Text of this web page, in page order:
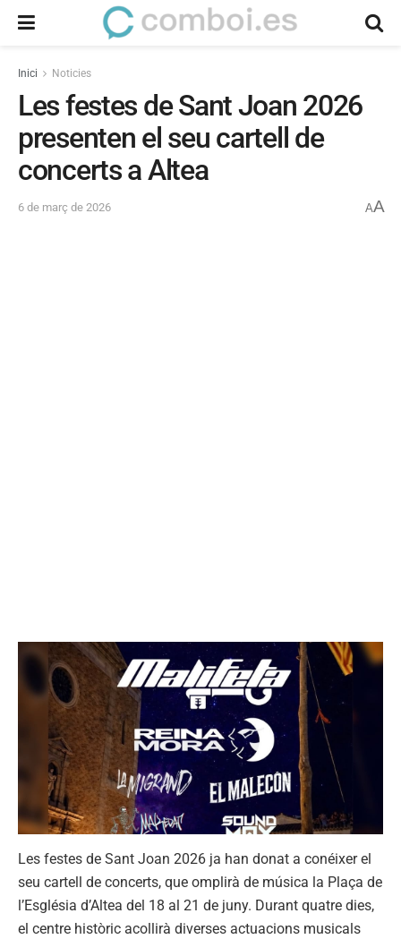
Inici Noticies
Les festes de Sant Joan 2026
presenten el seu cartell de
concerts a Altea
6 de març de 2026 AA
Les festes de Sant Joan 2026 ja han donat a conéixer el
seu cartell de concerts, que omplirà de música la Plaça de
l’Església d’Altea del 18 al 21 de juny. Durant quatre dies,
el centre històric acollirà diverses actuacions musicals